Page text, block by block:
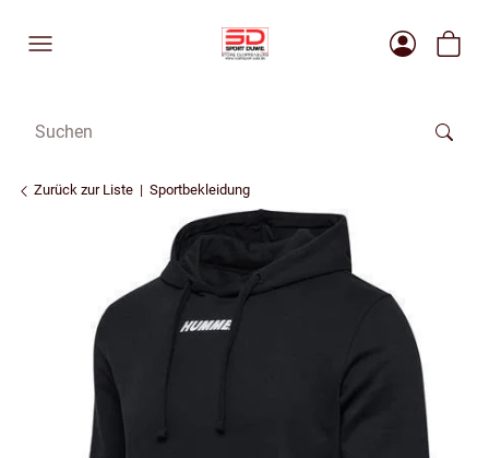
Zurück zur Liste Sportbekleidung